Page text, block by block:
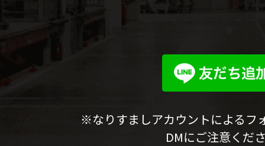
※なりすましアカウントによるフ
DMにご注意くだ